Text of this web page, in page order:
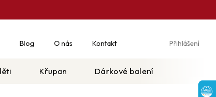
Blog O nás Kontakt Přihlášení
Křupan Dárkové balení